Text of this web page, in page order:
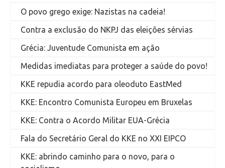
O povo grego exige: Nazistas na cadeia!
Contra a exclusão do NKPJ das eleições sérvias
Grécia: Juventude Comunista em ação
Medidas imediatas para proteger a saúde do povo!
KKE repudia acordo para oleoduto EastMed
KKE: Encontro Comunista Europeu em Bruxelas
KKE: Contra o Acordo Militar EUA-Grécia
Fala do Secretário Geral do KKE no XXI EIPCO
KKE: abrindo caminho para o novo, para o